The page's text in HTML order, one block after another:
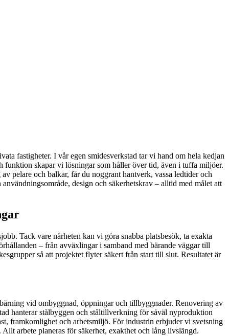
fastigheter. I vår egen smidesverkstad tar vi hand om hela kedjan
skapar vi lösningar som håller över tid, även i tuffa miljöer.
pelare och balkar, får du noggrant hantverk, vassa ledtider och
design och säkerhetskrav – alltid med målet att
Tack vare närheten kan vi göra snabba platsbesök, ta exakta
– från avväxlingar i samband med bärande väggar till
så att projektet flyter säkert från start till slut. Resultatet är
vid ombyggnad, öppningar och tillbyggnader. Renovering av
hanterar stålbyggen och ståltillverkning för såväl nyproduktion
framkomlighet och arbetsmiljö. För industrin erbjuder vi svetsning
arbete planeras för säkerhet, exakthet och lång livslängd.